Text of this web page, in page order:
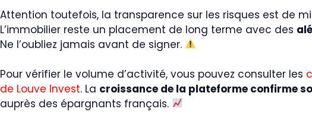
Attention toutefois, la transparence sur les risques est de
L’immobilier reste un placement de long terme avec des
Ne l’oubliez jamais avant de signer.
Pour vérifier le volume d’activité, vous pouvez consulter les
de Louve Invest. La croissance de la plateforme confirme
auprès des épargnants français.